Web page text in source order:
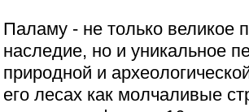
Паламу - не только великое
наследие, но и уникальное
природной и
его лесах как молчаливые